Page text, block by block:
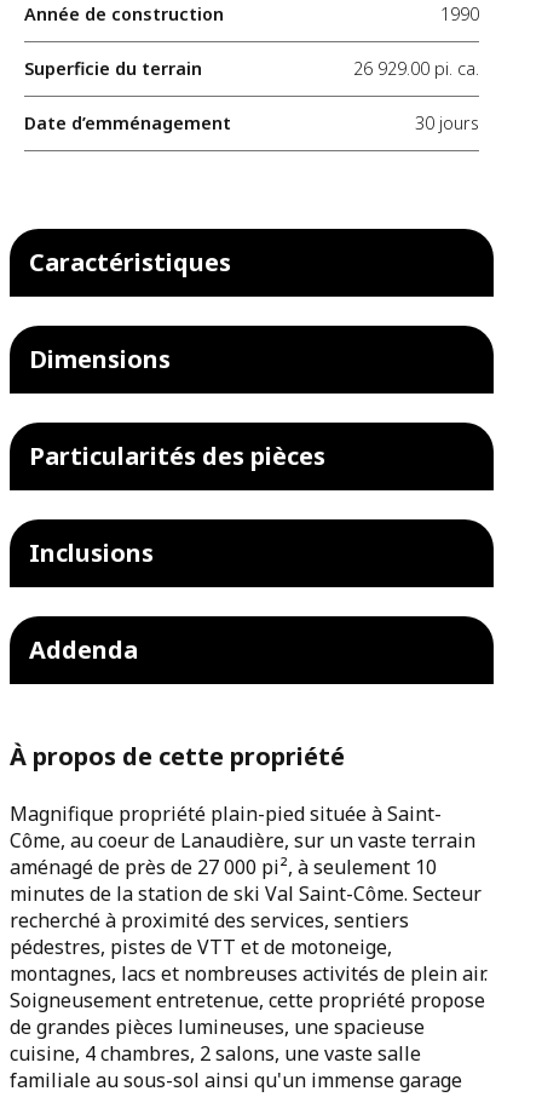
Année de construction 1990
Superficie du terrain 26 929.00 pi. ca.
Date d’emménagement 30 jours
Caractéristiques
Dimensions
Particularités des pièces
Inclusions
Addenda
À propos de cette propriété
Magnifique propriété plain-pied située à Saint-
Côme, au coeur de Lanaudière, sur un vaste terrain
aménagé de près de 27 000 pi², à seulement 10
minutes de la station de ski Val Saint-Côme. Secteur
recherché à proximité des services, sentiers
pédestres, pistes de VTT et de motoneige,
montagnes, lacs et nombreuses activités de plein air.
Soigneusement entretenue, cette propriété propose
de grandes pièces lumineuses, une spacieuse
cuisine, 4 chambres, 2 salons, une vaste salle
familiale au sous-sol ainsi qu'un immense garage